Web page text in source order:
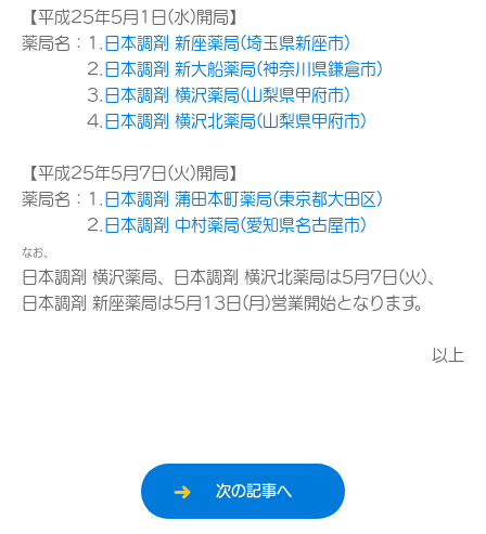
【平成25年5月1日(水)開局】
薬局名：1.
日本調剤 新座薬局(埼玉県新座市)
2. 日本調剤 新大船薬局(神奈川県鎌倉市)
3. 日本調剤 横沢薬局(山梨県甲府市)
4. 日本調剤 横沢北薬局(山梨県甲府市)
【平成25年5月7日(火)開局】
薬局名：1.
日本調剤 蒲田本町薬局(東京都大田区)
2. 日本調剤 中村薬局(愛知県名古屋市)
なお、
日本調剤 横沢薬局、日本調剤 横沢北薬局は5月7日(火)、
日本調剤 新座薬局は5月13日(月)営業開始となります。
以上
次の記事へ